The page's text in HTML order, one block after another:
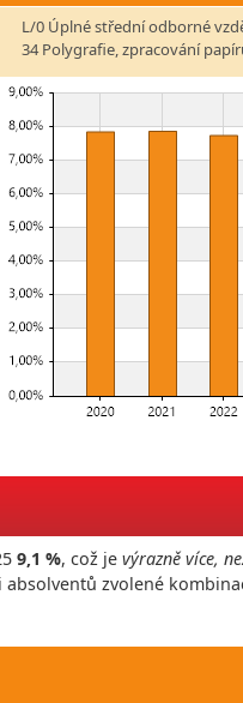
L/0 Úplné střední odborné
34 Polygrafie, zpracování
9,1 %, což je výrazně více,
zvolené